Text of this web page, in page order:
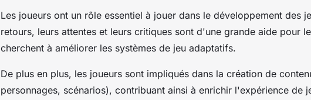
Les joueurs ont un rôle essentiel à jouer dans le développement des
retours, leurs attentes et leurs critiques sont d'une grande aide pour
cherchent à améliorer les systèmes de jeu adaptatifs.
De plus en plus, les joueurs sont impliqués dans la création de
personnages, scénarios), contribuant ainsi à enrichir l'expérience de